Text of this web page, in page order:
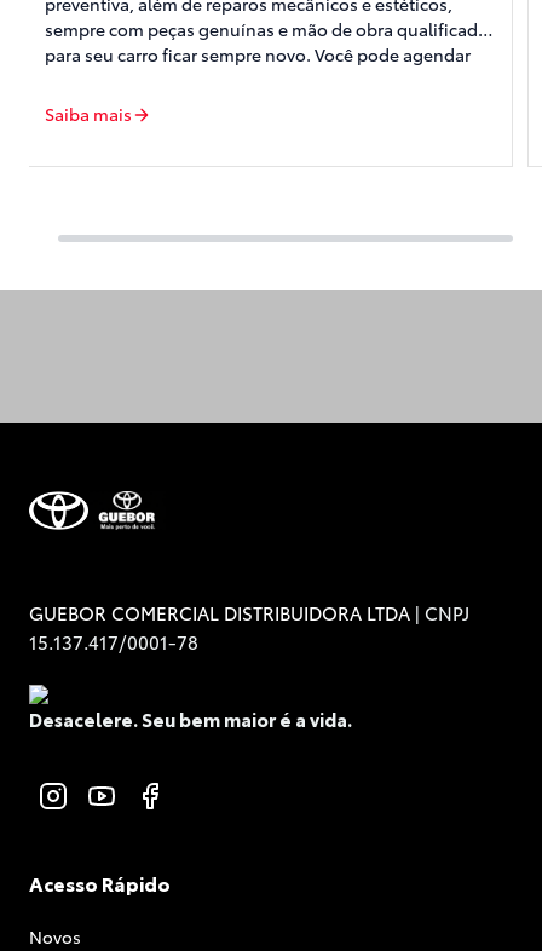
sempre com peças genuínas e mão de obra qualificada,
para seu carro ficar sempre novo. Você pode agendar
Saiba mais
GUEBOR COMERCIAL DISTRIBUIDORA LTDA | CNPJ
15.137.417/0001-78
Desacelere. Seu bem maior é a vida.
Acesso Rápido
Novos